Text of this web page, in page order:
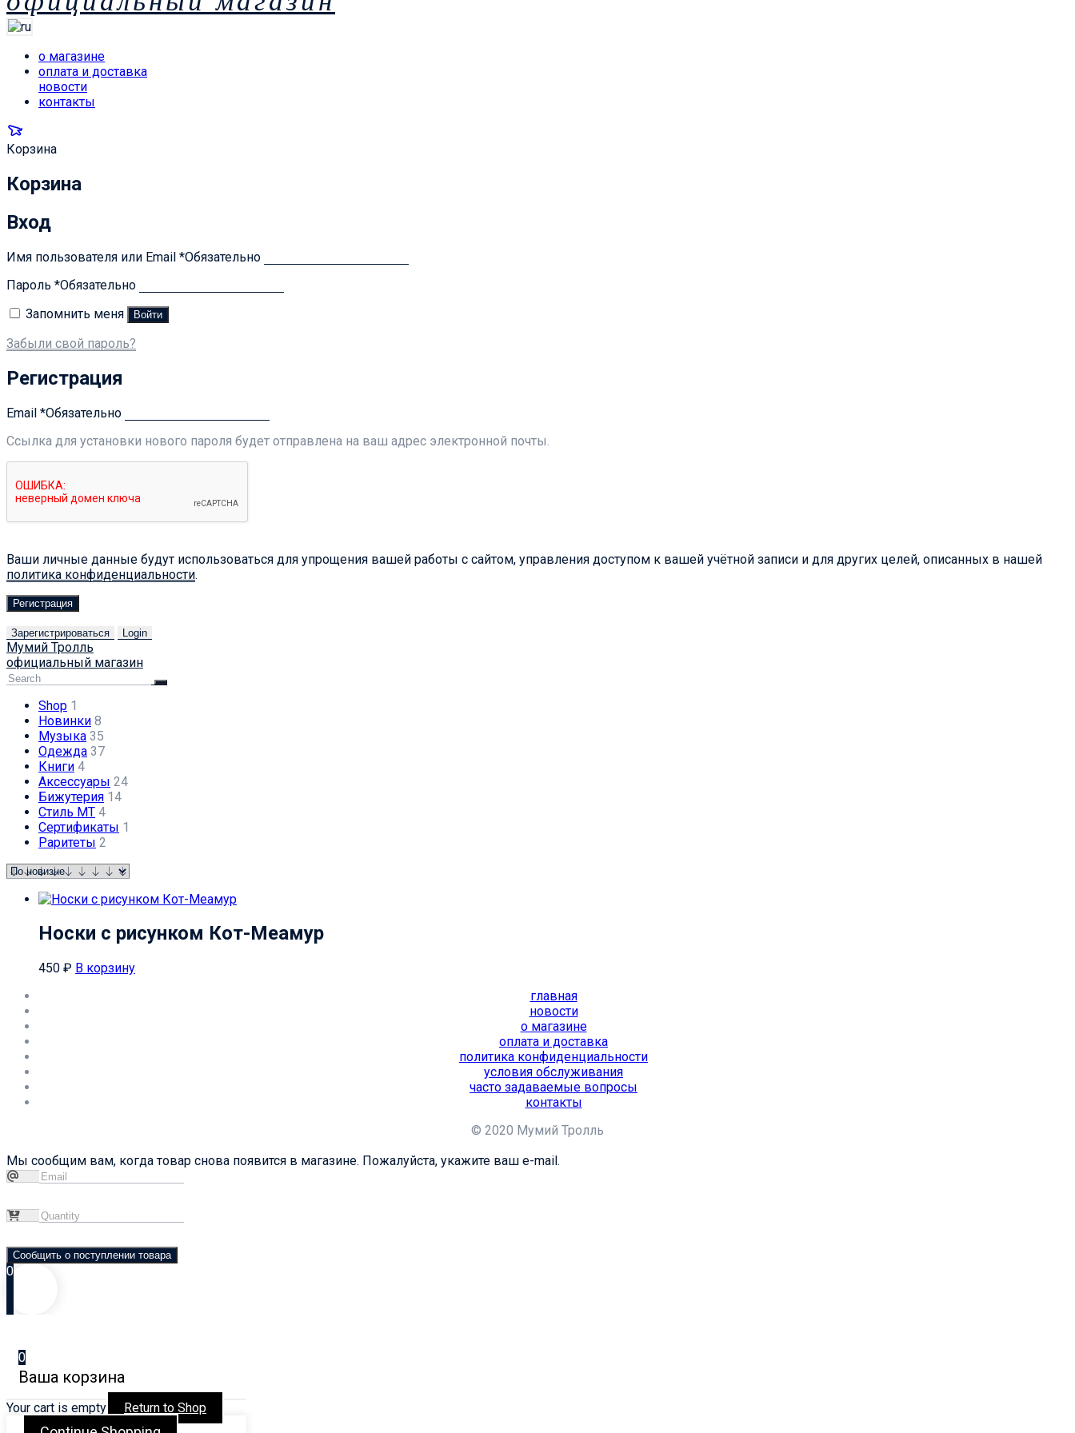
о магазине
оплата и доставка
новости
контакты
Корзина
Корзина
Вход
Имя пользователя или Email *Обязательно
Пароль *Обязательно
Запомнить меня
Войти
Забыли свой пароль?
Регистрация
Email *Обязательно
Ссылка для установки нового пароля будет отправлена ​​на ваш адрес электронной почты.
Ваши личные данные будут использоваться для упрощения вашей работы с сайтом, управления доступом к вашей учётной записи и для других целей, описанных в нашей
политика конфиденциальности.
Регистрация
Зарегистрироваться Login
Мумий Тролль
официальный магазин
Shop 1
Новинки 8
Музыка 35
Одежда 37
Книги 4
Аксессуары 24
Бижутерия 14
Стиль МТ 4
Сертификаты 1
Раритеты 2
Носки с рисунком Кот-Меамур
450 ₽ В корзину
главная
новости
о магазине
оплата и доставка
политика конфиденциальности
условия обслуживания
часто задаваемые вопросы
контакты
© 2020 Мумий Тролль
Мы сообщим вам, когда товар снова появится в магазине. Пожалуйста, укажите ваш e-mail.
Сообщить о поступлении товара
0
0
Ваша корзина
Your cart is empty Return to Shop